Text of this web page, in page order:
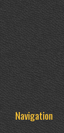
Navigation